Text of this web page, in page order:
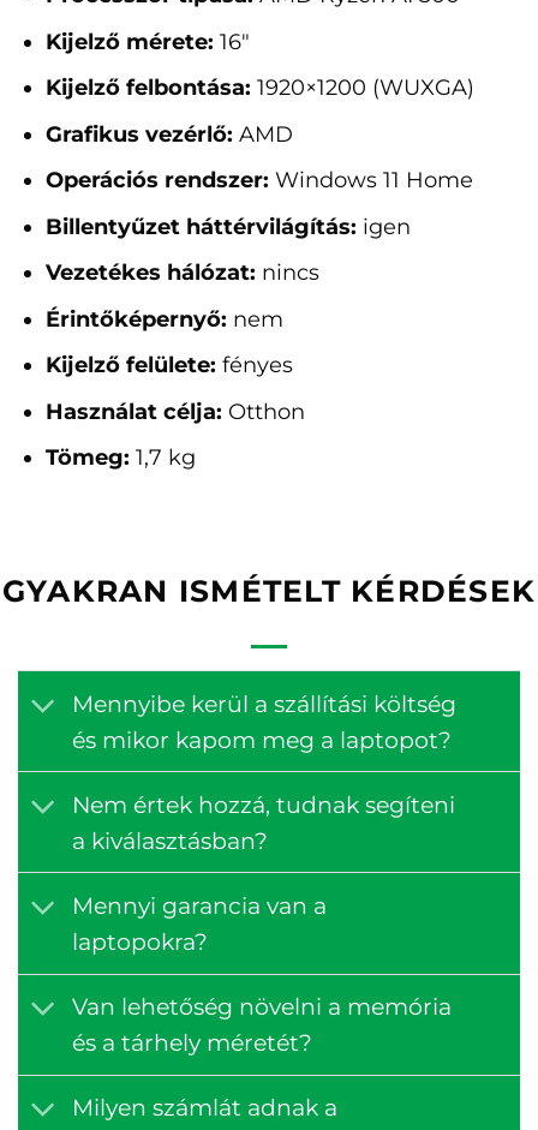
Kijelző mérete: 16"
Kijelző felbontása: 1920×1200 (WUXGA)
Grafikus vezérlő: AMD
Operációs rendszer: Windows 11 Home
Billentyűzet háttérvilágítás: igen
Vezetékes hálózat: nincs
Érintőképernyő: nem
Kijelző felülete: fényes
Használat célja: Otthon
Tömeg: 1,7 kg
GYAKRAN ISMÉTELT KÉRDÉSEK
Mennyibe kerül a szállítási költség
és mikor kapom meg a laptopot?
Nem értek hozzá, tudnak segíteni
a kiválasztásban?
Mennyi garancia van a
laptopokra?
Van lehetőség növelni a memória
és a tárhely méretét?
Milyen számlát adnak a